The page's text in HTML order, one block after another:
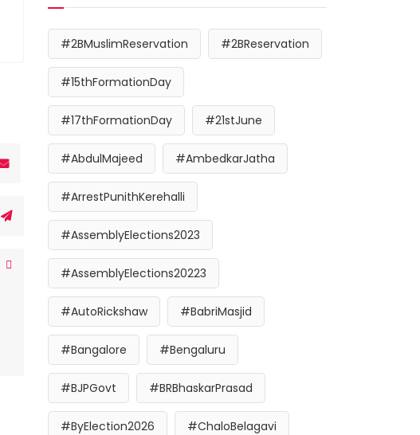
#2BMuslimReservation #2BReservation
#15thFormationDay
#17thFormationDay #21stJune
#AbdulMajeed #AmbedkarJatha
#ArrestPunithKerehalli
#AssemblyElections2023
#AssemblyElections20223
#AutoRickshaw #BabriMasjid
#Bangalore #Bengaluru
#BJPGovt #BRBhaskarPrasad
#ByElection2026 #ChaloBelagavi